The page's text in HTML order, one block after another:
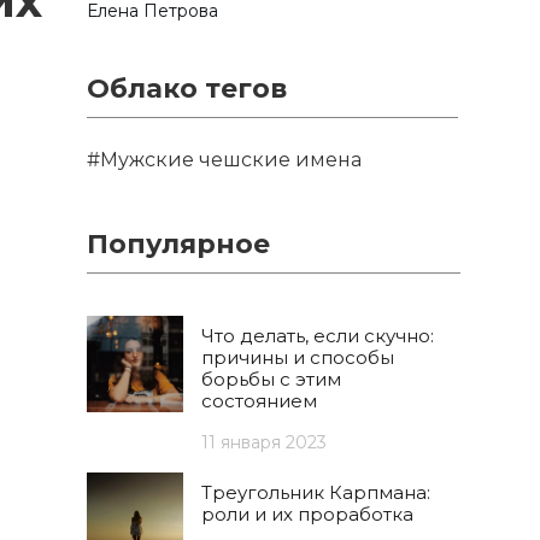
Елена Петрова
Облако тегов
#Мужские чешские имена
Популярное
Что делать, если скучно:
причины и способы
борьбы с этим
состоянием
11 января 2023
Треугольник Карпмана:
роли и их проработка